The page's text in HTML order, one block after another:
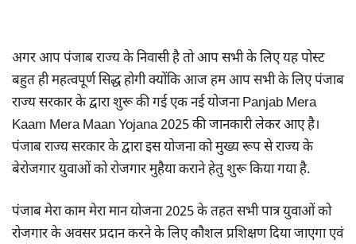
अगर आप पंजाब राज्य के निवासी है तो आप सभी के लिए यह पोस्ट
बहुत ही महत्वपूर्ण सिद्ध होगी क्योंकि आज हम आप सभी के लिए पंजाब
राज्य सरकार के द्वारा शुरू की गई एक नई योजना Panjab Mera
Kaam Mera Maan Yojana 2025 की जानकारी लेकर आए है।
पंजाब राज्य सरकार के द्वारा इस योजना को मुख्य रूप से राज्य के
बेरोजगार युवाओं को रोजगार मुहैया कराने हेतु शुरू किया गया है.
पंजाब मेरा काम मेरा मान योजना 2025 के तहत सभी पात्र युवाओं को
रोजगार के अवसर प्रदान करने के लिए कौशल प्रशिक्षण दिया जाएगा एवं